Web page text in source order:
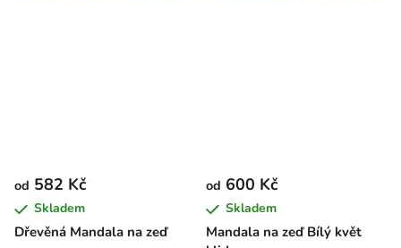
Dřevěná Mandala na zeď
od 582 Kč
Skladem
Mandala na zeď Bílý květ
od 600 Kč
Skladem